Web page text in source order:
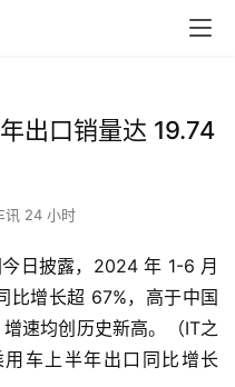
出口销量达 19.74
讯 24 小时
日披露，2024 年 1-6 月
比增长超 67%，高于中国
速均创历史新高。（IT之
车上半年出口同比增长